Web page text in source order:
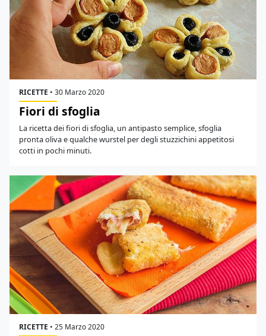
RICETTE • 30 Marzo 2020
Fiori di sfoglia
La ricetta dei fiori di sfoglia, un antipasto semplice, sfoglia
pronta oliva e qualche wurstel per degli stuzzichini appetitosi
cotti in pochi minuti.
RICETTE • 25 Marzo 2020